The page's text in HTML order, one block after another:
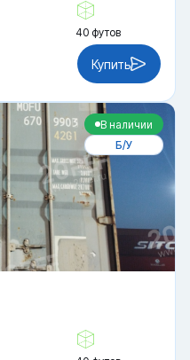
40 футов
Купить
В наличии
Б/У